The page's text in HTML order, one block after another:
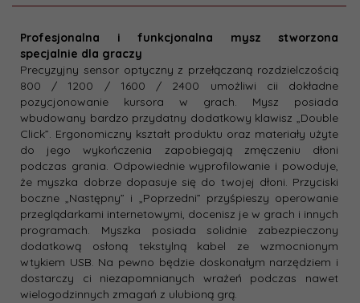
Profesjonalna i funkcjonalna mysz stworzona
specjalnie dla graczy
Precyzyjny sensor optyczny z przełączaną rozdzielczością
800 / 1200 / 1600 / 2400 umożliwi cii dokładne
pozycjonowanie kursora w grach. Mysz posiada
wbudowany bardzo przydatny dodatkowy klawisz „Double
Click”. Ergonomiczny kształt produktu oraz materiały użyte
do jego wykończenia zapobiegają zmęczeniu dłoni
podczas grania. Odpowiednie wyprofilowanie i powoduje,
że myszka dobrze dopasuje się do twojej dłoni. Przyciski
boczne „Następny” i „Poprzedni” przyśpieszy operowanie
przeglądarkami internetowymi, docenisz je w grach i innych
programach. Myszka posiada solidnie zabezpieczony
dodatkową osłoną tekstylną kabel ze wzmocnionym
wtykiem USB. Na pewno będzie doskonałym narzędziem i
dostarczy ci niezapomnianych wrażeń podczas nawet
wielogodzinnych zmagań z ulubioną grą.